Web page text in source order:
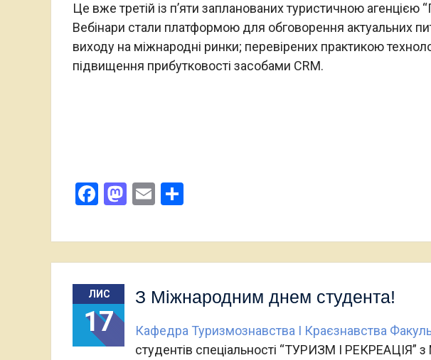
Це вже третій із п’яти запланованих туристичною агенцією
Вебінари стали платформою для обговорення актуальних
виходу на міжнародні ринки; перевірених практикою
підвищення прибутковості засобами CRM.
Facebook
Mastodon
Email
ЛИС
17
З Міжнародним днем студента!
Кафедра Туризмознавства І Краєзнавства
студентів спеціальності “ТУРИЗМ І РЕКРЕАЦІЯ”